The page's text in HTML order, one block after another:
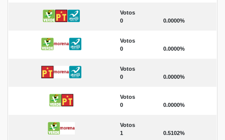
Votos
0
0.0000%
Votos
0
0.0000%
Votos
0
0.0000%
Votos
0
0.0000%
Votos
1
0.5102%